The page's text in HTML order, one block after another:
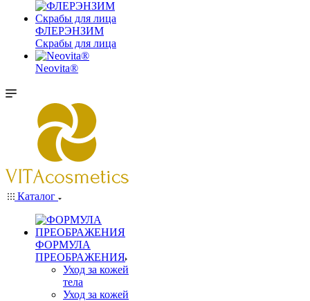
ФЛЕРЭНЗИМ
Скрабы для лица
Neovita®
Каталог
ФОРМУЛА
ПРЕОБРАЖЕНИЯ
Уход за кожей
тела
Уход за кожей